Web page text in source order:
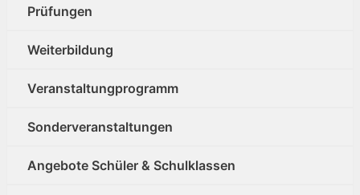
Prüfungen
Weiterbildung
Veranstaltungprogramm
Sonderveranstaltungen
Angebote Schüler & Schulklassen